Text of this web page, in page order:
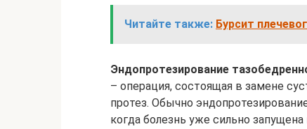
Читайте также: Бурсит
Эндопротезирование
– операция, состоящая в замене
протез. Обычно
когда болезнь уже сильно